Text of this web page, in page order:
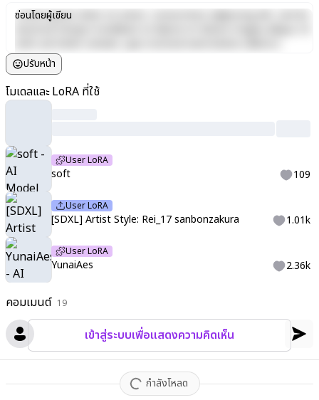
คอมเมนต์ 19
เข้าสู่ระบบเพื่อแสดงความคิดเห็น
กำลังโหลด
Lorem ipsum dolor sit amet, consectetur adipiscing elit, sed do
laboris nisi ut aliquip ex ea commodo consequat. Duis aute irure
dolor in reprehenderit in voluptate velit esse cillum dolore eu
fugiat nulla pariatur. Excepteur sint occaecat cupidatat non
proident, sunt in culpa qui officia deserunt mollit anim id est
ซ่อนโดยผู้เขียน
ปรับหน้า
โมเดลและ LoRA ที่ใช้
User LoRA
soft 109
User LoRA
[SDXL] Artist Style: Rei_17 sanbonzakura 1.01k
User LoRA
YunaiAes 2.36k